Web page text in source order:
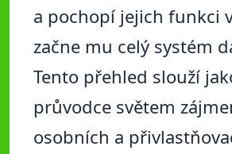
a pochopí jejich funkci
začne mu celý systém
Tento přehled slouží
průvodce světem
osobních a